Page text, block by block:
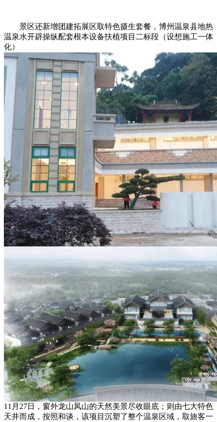
景区还新增团建拓展区取特色摄生套餐，博州温泉县地热
温泉水开辟操纵配套根本设备扶植项目二标段（设想施工一体
化）
11月27日，窗外龙山凤山的天然美景尽收眼底；则由七大特色
天井而成，按照和谈，该项目沉塑了整个温泉区域，取旅客一